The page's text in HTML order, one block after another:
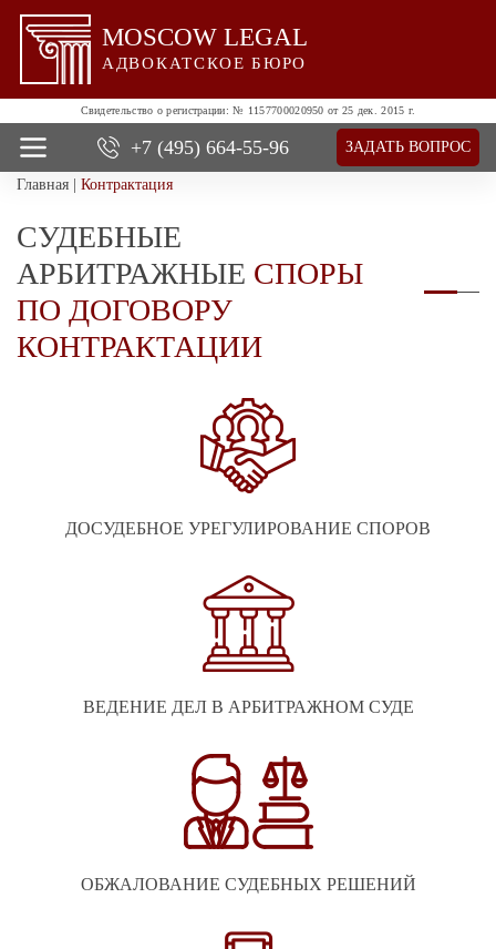
MOSCOW LEGAL
АДВОКАТСКОЕ БЮРО
Свидетельство о регистрации:№ 1157700020950 от 25 дек. 2015 г.
О нас
Цены
Отзывы
Новости и успехи
Контакты
+7 (495) 664-55-96 ЗАДАТЬ ВОПРОС
Главная Контрактация
СУДЕБНЫЕ
АРБИТРАЖНЫЕ СПОРЫ
ПО ДОГОВОРУ
КОНТРАКТАЦИИ
ДОСУДЕБНОЕ УРЕГУЛИРОВАНИЕ СПОРОВ
ВЕДЕНИЕ ДЕЛ В АРБИТРАЖНОМ СУДЕ
ОБЖАЛОВАНИЕ СУДЕБНЫХ РЕШЕНИЙ